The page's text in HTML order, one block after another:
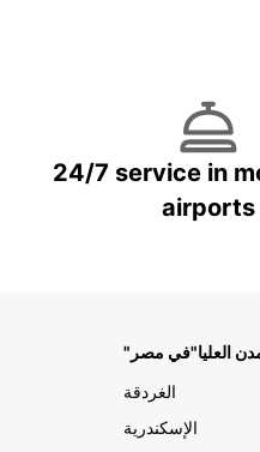
24/7 service in
airports
العليا"في مصر
الغردقة
الإسكندرية